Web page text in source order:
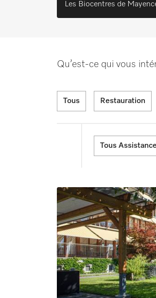
Les Biocentres de
Qu’est-ce qui vous
Tous Restauration
Tous